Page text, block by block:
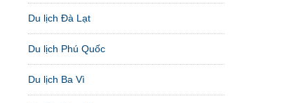
Du lịch Đà Lạt
Du lịch Phú Quốc
Du lịch Ba Vì